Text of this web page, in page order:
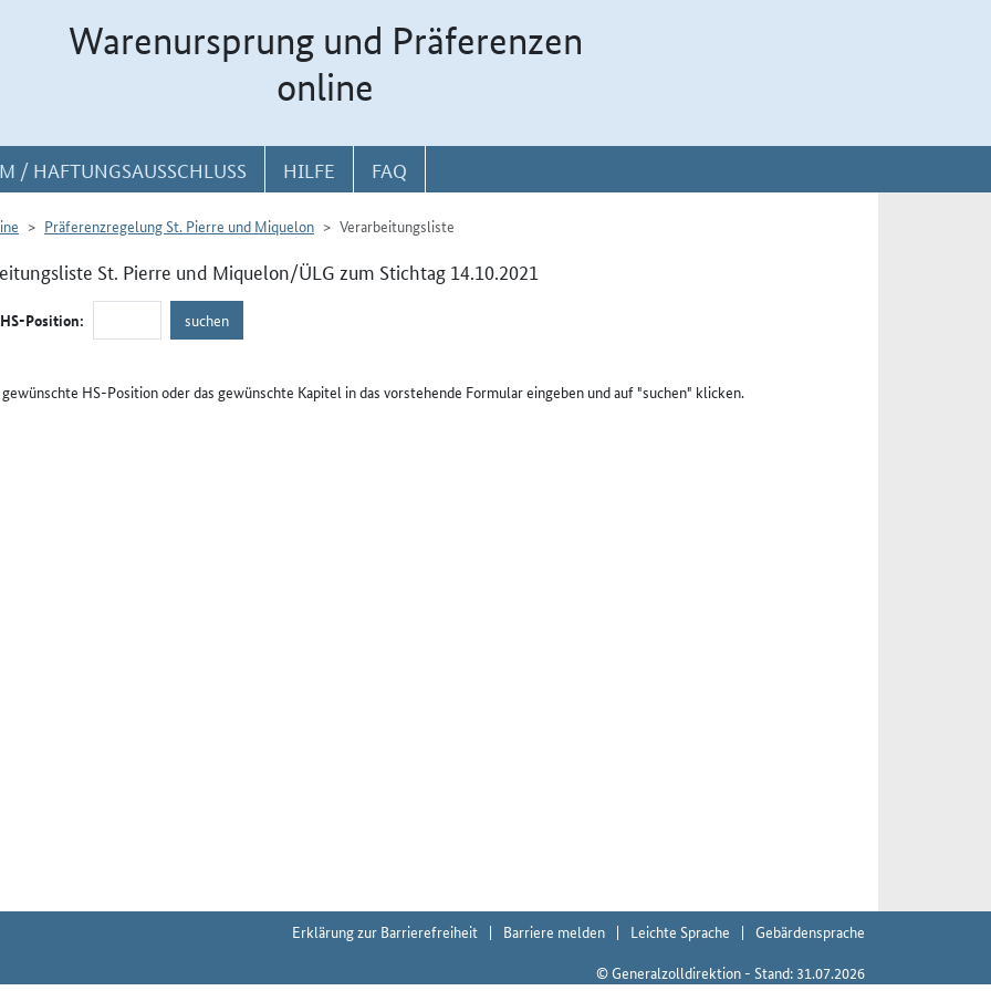
Warenursprung und Präferenzen
online
/ HAFTUNGSAUSSCHLUSS HILFE FAQ
Präferenzregelung St. Pierre und Miquelon Verarbeitungsliste
St. Pierre und Miquelon/ÜLG zum Stichtag 14.10.2021
Position:
HS-Position oder das gewünschte Kapitel in das vorstehende Formular eingeben und auf "suchen" klicken.
Erklärung zur Barrierefreiheit Barriere melden Leichte Sprache
Gebärdensprache
© Generalzolldirektion - Stand: 31.07.2026